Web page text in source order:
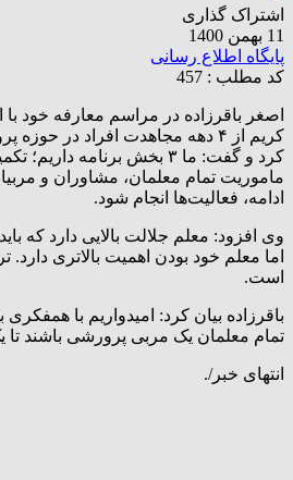
اشتراک گذاری
11 بهمن 1400
پایگاه اطلاع رسانی
کد مطلب : 457
اصغر باقرزاده در مراسم معارفه خود با
کریم از ۴ دهه مجاهدت افراد در
کرد و گفت: ما ۳ بخش برنامه
ماموریت تمام معلمان، مشاوران و مربیان
ادامه، فعالیت‌ها انجام شود.
وی افزود: معلم جلالت بالایی دارد که
اما معلم خود بودن اهمیت بالاتری
است.
باقرزاده بیان کرد: امیدواریم با
تمام معلمان یک مربی پرورشی باشند
انتهای خبر/.